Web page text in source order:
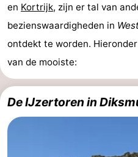
en Kortrijk, zijn er tal van
bezienswaardigheden in
ontdekt te worden.
van de mooiste:
De IJzertoren in